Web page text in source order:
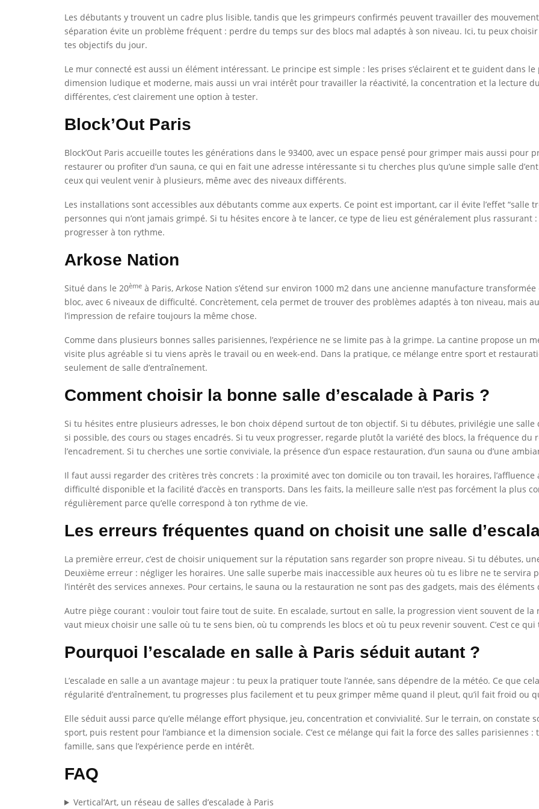
Les débutants y trouvent un cadre plus lisible, tandis que les grimpeurs confirmés peuvent travailler des
séparation évite un problème fréquent : perdre du temps sur des blocs mal adaptés à son niveau. Ici, tu peux
tes objectifs du jour.
Le mur connecté est aussi un élément intéressant. Le principe est simple : les prises s’éclairent et te guident dans
dimension ludique et moderne, mais aussi un vrai intérêt pour travailler la réactivité, la concentration et la lecture
différentes, c’est clairement une option à tester.
Block’Out Paris
Block’Out Paris accueille toutes les générations dans le 93400, avec un espace pensé pour grimper mais aussi pour
restaurer ou profiter d’un sauna, ce qui en fait une adresse intéressante si tu cherches plus qu’une simple salle
ceux qui veulent venir à plusieurs, même avec des niveaux différents.
Les installations sont accessibles aux débutants comme aux experts. Ce point est important, car il évite l’effet
personnes qui n’ont jamais grimpé. Si tu hésites encore à te lancer, ce type de lieu est généralement plus rassurant
progresser à ton rythme.
Arkose Nation
Situé dans le 20ème à Paris, Arkose Nation s’étend sur environ 1000 m2 dans une ancienne manufacture
bloc, avec 6 niveaux de difficulté. Concrètement, cela permet de trouver des problèmes adaptés à ton niveau, mais
l’impression de refaire toujours la même chose.
Comme dans plusieurs bonnes salles parisiennes, l’expérience ne se limite pas à la grimpe. La cantine propose un
visite plus agréable si tu viens après le travail ou en week-end. Dans la pratique, ce mélange entre sport et
seulement de salle d’entraînement.
Comment choisir la bonne salle d’escalade à Paris ?
Si tu hésites entre plusieurs adresses, le bon choix dépend surtout de ton objectif. Si tu débutes, privilégie une salle
si possible, des cours ou stages encadrés. Si tu veux progresser, regarde plutôt la variété des blocs, la fréquence
l’encadrement. Si tu cherches une sortie conviviale, la présence d’un espace restauration, d’un sauna ou d’une
Il faut aussi regarder des critères très concrets : la proximité avec ton domicile ou ton travail, les horaires,
difficulté disponible et la facilité d’accès en transports. Dans les faits, la meilleure salle n’est pas forcément la plus
régulièrement parce qu’elle correspond à ton rythme de vie.
Les erreurs fréquentes quand on choisit une salle
La première erreur, c’est de choisir uniquement sur la réputation sans regarder son propre niveau. Si tu débutes,
Deuxième erreur : négliger les horaires. Une salle superbe mais inaccessible aux heures où tu es libre ne te servira
l’intérêt des services annexes. Pour certains, le sauna ou la restauration ne sont pas des gadgets, mais des
Autre piège courant : vouloir tout faire tout de suite. En escalade, surtout en salle, la progression vient souvent de
vaut mieux choisir une salle où tu te sens bien, où tu comprends les blocs et où tu peux revenir souvent. C’est ce
Pourquoi l’escalade en salle à Paris séduit autant ?
L’escalade en salle a un avantage majeur : tu peux la pratiquer toute l’année, sans dépendre de la météo. Ce que
régularité d’entraînement, tu progresses plus facilement et tu peux grimper même quand il pleut, qu’il fait froid ou
Elle séduit aussi parce qu’elle mélange effort physique, jeu, concentration et convivialité. Sur le terrain, on constate
sport, puis restent pour l’ambiance et la dimension sociale. C’est ce mélange qui fait la force des salles parisiennes
famille, sans que l’expérience perde en intérêt.
FAQ
Vertical’Art, un réseau de salles d’escalade à Paris